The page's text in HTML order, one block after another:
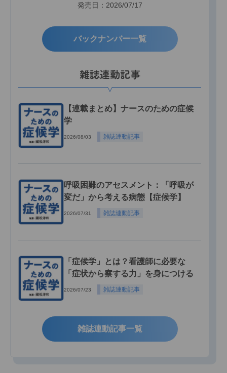
発売日：2026/07/17
バックナンバー一覧
雑誌連動記事
【連載まとめ】ナースのための症候
学
2026/08/03 雑誌連動記事
呼吸困難のアセスメント：「呼吸が
変だ」から考える病態【症候学】
2026/07/31 雑誌連動記事
「症候学」とは？看護師に必要な
「症状から察する力」を身につける
2026/07/23 雑誌連動記事
雑誌連動記事一覧